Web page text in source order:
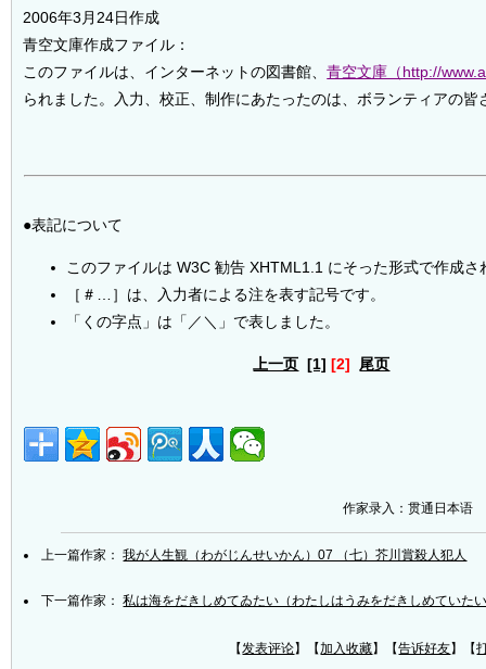
2006年3月24日作成
青空文庫作成ファイル：
このファイルは、インターネットの図書館、青空文庫（http://
られました。入力、校正、制作にあたったのは、ボランティアの皆
●表記について
このファイルは W3C 勧告 XHTML1.1 にそった形式で作成さ
［＃…］は、入力者による注を表す記号です。
「くの字点」は「／＼」で表しました。
上一页 [1] [2] 尾页
作家录入：贯通日本语
上一篇作家：我が人生観（わがじんせいかん）07 （七）芥川賞殺人犯人
下一篇作家：私は海をだきしめてゐたい（わたしはうみをだきしめていた
【发表评论】【加入收藏】【告诉好友】【